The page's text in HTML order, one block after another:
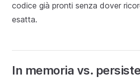
codice già pronti senza dover
esatta.
In memoria vs.